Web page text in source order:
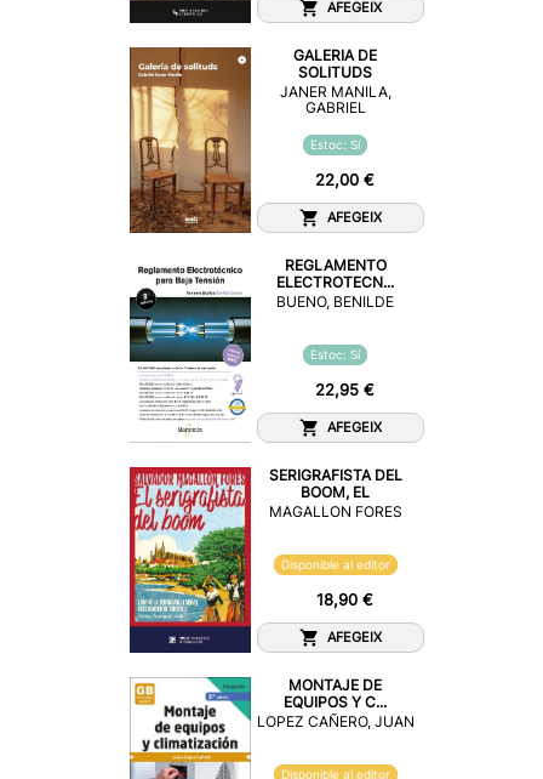
AFEGEIX
GALERIA DE
SOLITUDS
JANER MANILA,
GABRIEL
Estoc: Sí
22,00 €
AFEGEIX
REGLAMENTO
ELECTROTECN...
BUENO, BENILDE
Estoc: Sí
22,95 €
AFEGEIX
SERIGRAFISTA DEL
BOOM, EL
MAGALLON FORES
Disponible al editor
18,90 €
AFEGEIX
MONTAJE DE
EQUIPOS Y C...
LOPEZ CAÑERO, JUAN
Disponible al editor